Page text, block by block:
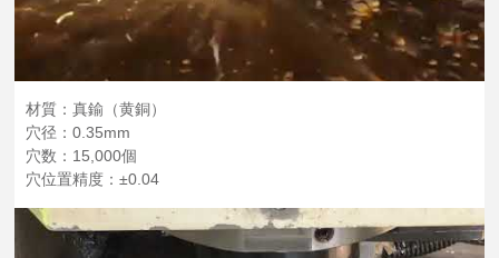
材質：真鍮（黄銅）
穴径：0.35mm
穴数：15,000個
穴位置精度：±0.04